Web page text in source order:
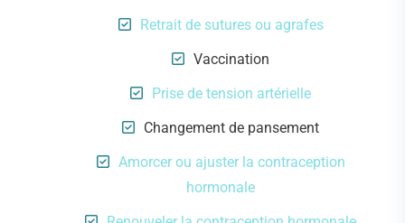
Retrait de sutures ou agrafes
Vaccination
Prise de tension artérielle
Changement de pansement
Amorcer ou ajuster la contraception
hormonale